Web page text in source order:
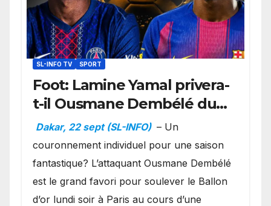
SL-INFO TV SPORT
Foot: Lamine Yamal privera-
t-il Ousmane Dembélé du
Ballon d’or ?
Dakar, 22 sept (SL-INFO) – Un
couronnement individuel pour une saison
fantastique? L’attaquant Ousmane Dembélé
est le grand favori pour soulever le Ballon
d’or lundi soir à Paris au cours d’une